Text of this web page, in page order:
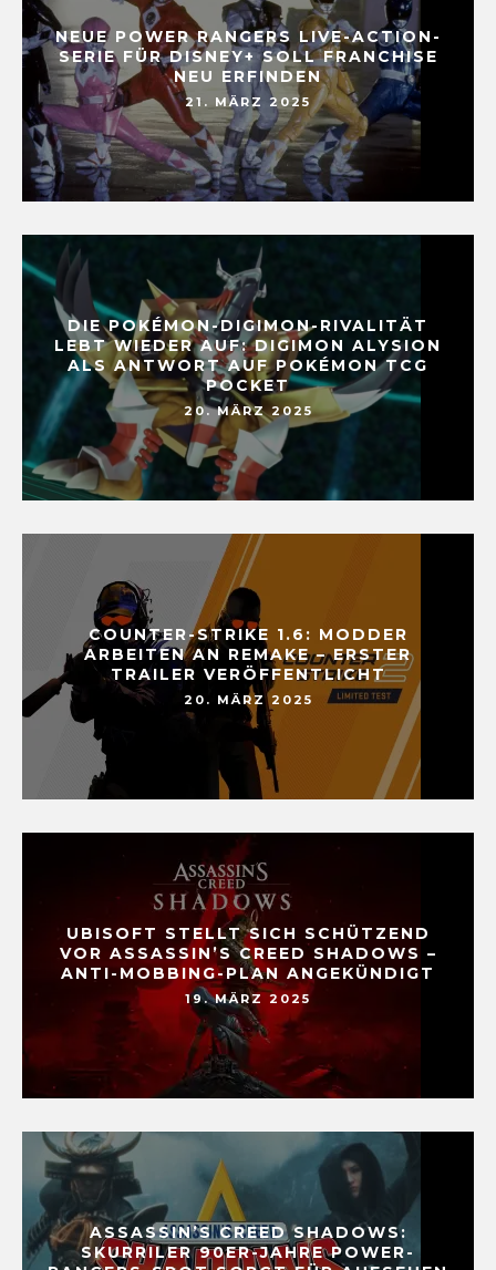
NEUE POWER RANGERS LIVE-ACTION-
SERIE FÜR DISNEY+ SOLL FRANCHISE
NEU ERFINDEN
21. MÄRZ 2025
DIE POKÉMON-DIGIMON-RIVALITÄT
LEBT WIEDER AUF: DIGIMON ALYSION
ALS ANTWORT AUF POKÉMON TCG
POCKET
20. MÄRZ 2025
COUNTER-STRIKE 1.6: MODDER
ARBEITEN AN REMAKE – ERSTER
TRAILER VERÖFFENTLICHT
20. MÄRZ 2025
UBISOFT STELLT SICH SCHÜTZEND
VOR ASSASSIN’S CREED SHADOWS –
ANTI-MOBBING-PLAN ANGEKÜNDIGT
19. MÄRZ 2025
ASSASSIN’S CREED SHADOWS:
SKURRILER 90ER-JAHRE POWER-